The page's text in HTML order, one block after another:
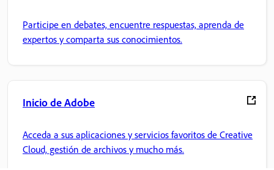
Participe en debates, encuentre respuestas, aprenda de
expertos y comparta sus conocimientos.
Inicio de Adobe
Acceda a sus aplicaciones y servicios favoritos de Creative
Cloud, gestión de archivos y mucho más.